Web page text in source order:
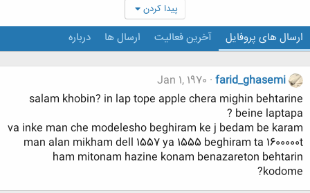
پیدا کردن
ارسال های پروفایل آخرین فعالیت ارسال ها درباره
farid_ghasemi
Jan 1, 1970
salam khobin? in lap tope apple chera mighin behtarine
beine laptapa ?
va inke man che modelesho beghiram ke j bedam be karam
man alan mikham dell 1557 ya 1555 beghiram ta 1600000t
ham mitonam hazine konam benazareton behtarin
kodome?